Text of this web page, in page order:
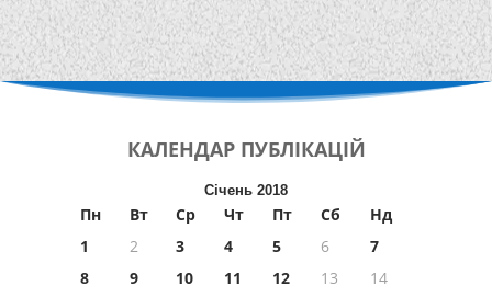
КАЛЕНДАР ПУБЛІКАЦІЙ
Січень 2018
Пн Вт Ср Чт Пт Сб
Нд
1
2 3 4 5 6
7
8
9 10 11 12 13
14